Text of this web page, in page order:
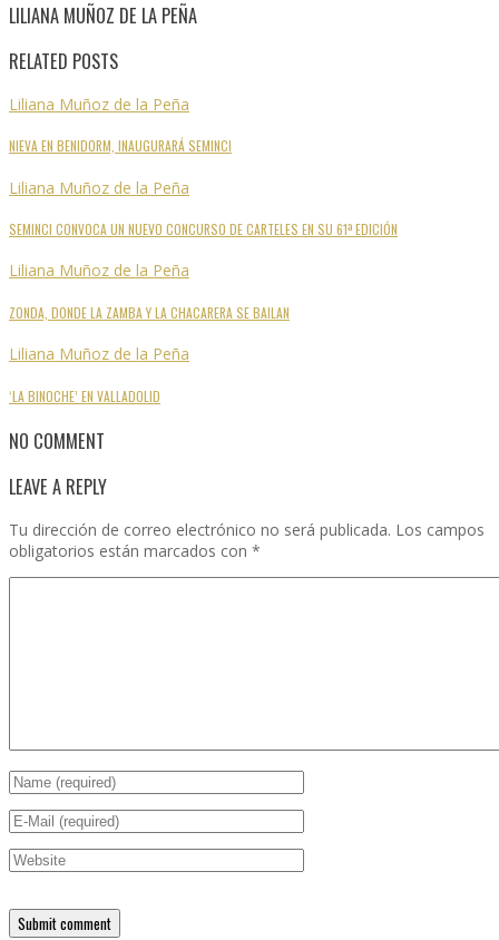
LILIANA MUÑOZ DE LA PEÑA
RELATED POSTS
Liliana Muñoz de la Peña
NIEVA EN BENIDORM, INAUGURARÁ SEMINCI
Liliana Muñoz de la Peña
SEMINCI CONVOCA UN NUEVO CONCURSO DE CARTELES EN SU 61ª EDICIÓN
Liliana Muñoz de la Peña
ZONDA, DONDE LA ZAMBA Y LA CHACARERA SE BAILAN
Liliana Muñoz de la Peña
‘LA BINOCHE’ EN VALLADOLID
NO COMMENT
LEAVE A REPLY
Tu dirección de correo electrónico no será publicada. Los campos
obligatorios están marcados con *